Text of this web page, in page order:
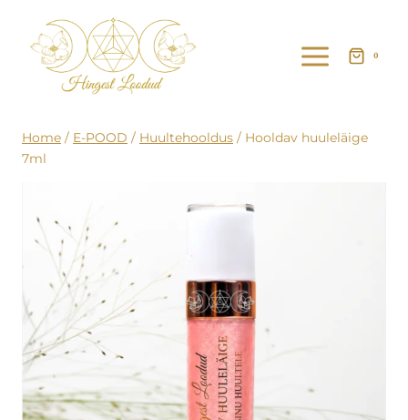
content
0
Home / E-POOD / Huultehooldus / Hooldav huuleläige
7ml